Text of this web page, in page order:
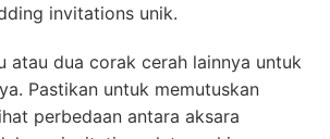
invitations unik.
atau dua corak cerah lainnya untuk
Pastikan untuk memutuskan
perbedaan antara aksara